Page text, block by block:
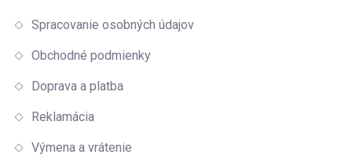
Spracovanie osobných údajov
Obchodné podmienky
Doprava a platba
Reklamácia
Výmena a vrátenie